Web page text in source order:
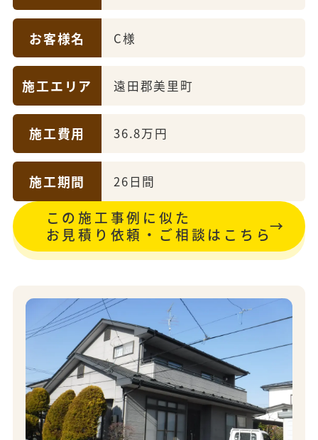
お客様名 C様
施工エリア 遠田郡美里町
施工費用 36.8万円
施工期間 26日間
この施工事例に似た
お見積り依頼・ご相談はこちら